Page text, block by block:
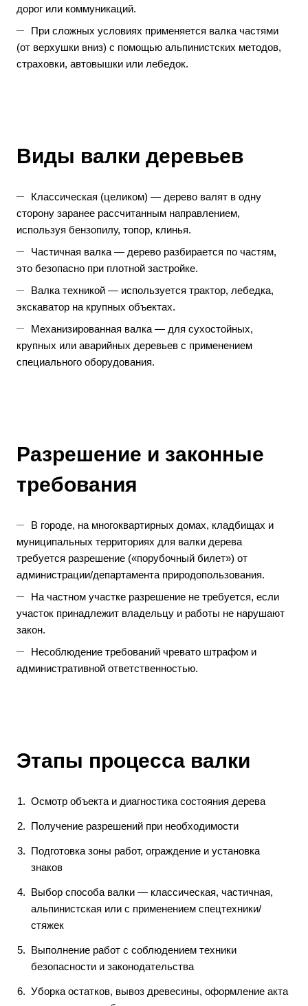
дорог или коммуникаций.
При сложных условиях применяется валка частями
(от верхушки вниз) с помощью альпинистских методов,
страховки, автовышки или лебедок.
Виды валки деревьев
Классическая (целиком) — дерево валят в одну
сторону заранее рассчитанным направлением,
используя бензопилу, топор, клинья.
Частичная валка — дерево разбирается по частям,
это безопасно при плотной застройке.
Валка техникой — используется трактор, лебедка,
экскаватор на крупных объектах.
Механизированная валка — для сухостойных,
крупных или аварийных деревьев с применением
специального оборудования.
Разрешение и законные
требования
В городе, на многоквартирных домах, кладбищах и
муниципальных территориях для валки дерева
требуется разрешение («порубочный билет») от
администрации/департамента природопользования.
На частном участке разрешение не требуется, если
участок принадлежит владельцу и работы не нарушают
закон.
Несоблюдение требований чревато штрафом и
административной ответственностью.
Этапы процесса валки
Осмотр объекта и диагностика состояния дерева
Получение разрешений при необходимости
Подготовка зоны работ, ограждение и установка
знаков
Выбор способа валки — классическая, частичная,
альпинистская или с применением спецтехники/
стяжек
Выполнение работ с соблюдением техники
безопасности и законодательства
Уборка остатков, вывоз древесины, оформление акта